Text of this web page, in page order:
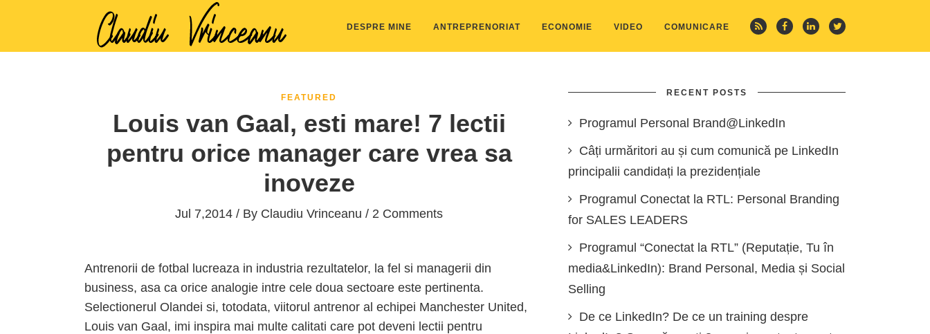
DESPRE MINE ANTREPRENORIAT ECONOMIE VIDEO COMUNICARE
FEATURED
Louis van Gaal, esti mare! 7 lectii
pentru orice manager care vrea sa
inoveze
Jul 7,2014 / By Claudiu Vrinceanu / 2 Comments
Antrenorii de fotbal lucreaza in industria rezultatelor, la fel si managerii din
business, asa ca orice analogie intre cele doua sectoare este pertinenta.
Selectionerul Olandei si, totodata, viitorul antrenor al echipei Manchester United,
Louis van Gaal, imi inspira mai multe calitati care pot deveni lectii pentru
RECENT POSTS
Programul Personal Brand@LinkedIn
Câți urmăritori au și cum comunică pe LinkedIn
principalii candidați la prezidențiale
Programul Conectat la RTL: Personal Branding
for SALES LEADERS
Programul “Conectat la RTL” (Reputație, Tu în
media&LinkedIn): Brand Personal, Media și Social
Selling
De ce LinkedIn? De ce un training despre